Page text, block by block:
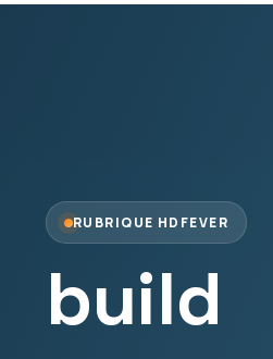
RUBRIQUE HDFEVER
build